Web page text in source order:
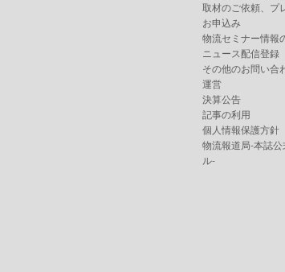
取材のご依頼、プ
お申込み
物流セミナー情報
ニュース配信登録
その他のお問い合
運営
決算公告
記事の利用
個人情報保護方針
物流報道局-本誌
ル-